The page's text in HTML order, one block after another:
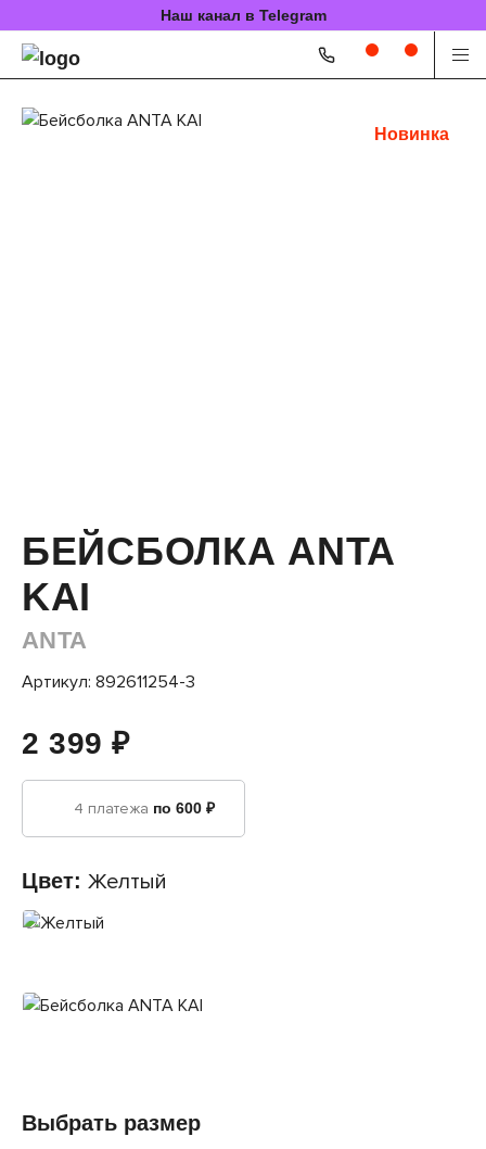
Наш канал в Telegram
Новинка
БЕЙСБОЛКА ANTA
KAI
ANTA
Артикул: 892611254-3
2 399 ₽
4 платежа по 600 ₽
Цвет: Желтый
Выбрать размер